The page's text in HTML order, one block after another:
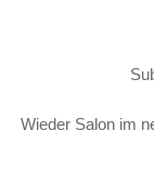
Wieder Salon im